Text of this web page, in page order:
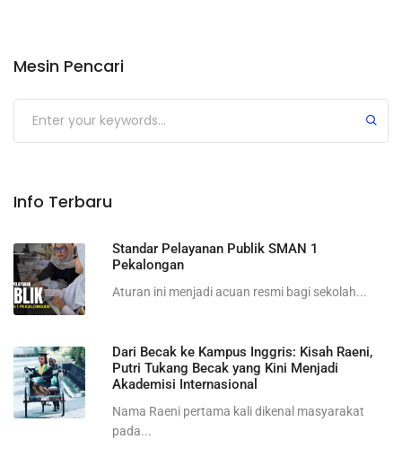
Mesin Pencari
Info Terbaru
Standar Pelayanan Publik SMAN 1
Pekalongan
Aturan ini menjadi acuan resmi bagi sekolah...
Dari Becak ke Kampus Inggris: Kisah Raeni,
Putri Tukang Becak yang Kini Menjadi
Akademisi Internasional
Nama Raeni pertama kali dikenal masyarakat
pada...